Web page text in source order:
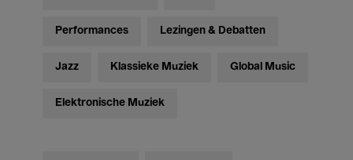
Performances Lezingen & Debatten
Jazz Klassieke Muziek Global Music
Elektronische Muziek